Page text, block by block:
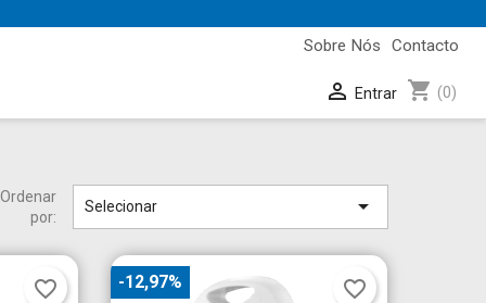
Contacto
Sobre Nós
shopping_cart (0)
 Entrar
Ordenar
por:
Selecionar 
favorite_border -12,97% favorite_border